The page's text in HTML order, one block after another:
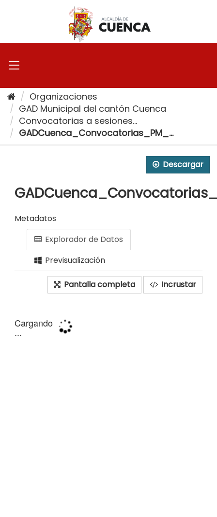
Organizaciones
GAD Municipal del cantón Cuenca
Convocatorias a sesiones...
GADCuenca_Convocatorias_PM_...
Descargar
Metadatos
Explorador de Datos
Previsualización
Pantalla completa Incrustar